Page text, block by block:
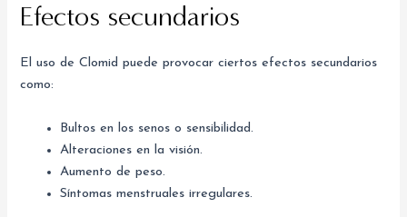
Efectos secundarios
El uso de Clomid puede provocar ciertos efectos secundarios
como:
Bultos en los senos o sensibilidad.
Alteraciones en la visión.
Aumento de peso.
Síntomas menstruales irregulares.